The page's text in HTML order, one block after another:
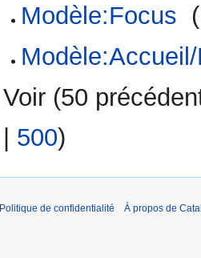
Modèle:Focus (
Voir (50
500)
Politique de confidentialité À propos de